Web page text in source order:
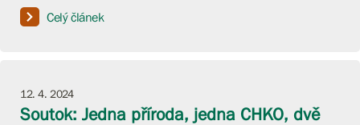
Celý článek
12. 4. 2024
Soutok: Jedna příroda, jedna CHKO, dvě